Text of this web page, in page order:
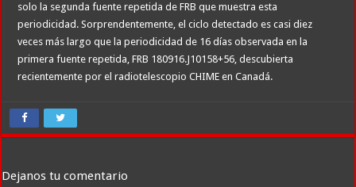
solo la segunda fuente repetida de FRB que muestra esta
periodicidad. Sorprendentemente, el ciclo detectado es casi diez
veces más largo que la periodicidad de 16 días observada en la
primera fuente repetida, FRB 180916.J10158+56, descubierta
recientemente por el radiotelescopio CHIME en Canadá.
Dejanos tu comentario